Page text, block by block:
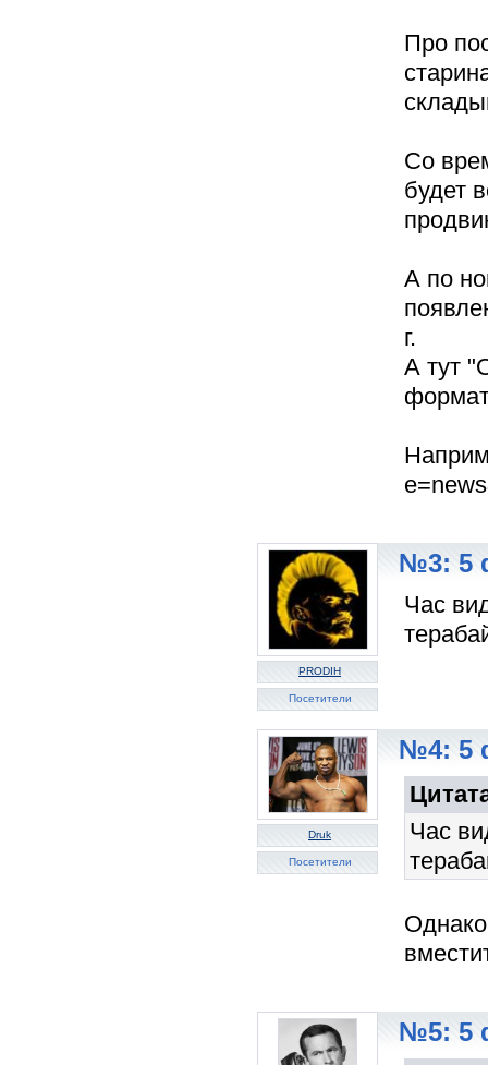
Про
Со
будет
А по
г.
А тут
PRODIH
Посетители
№3: 5
Час
Druk
Посетители
№4: 5
Час
№5: 5